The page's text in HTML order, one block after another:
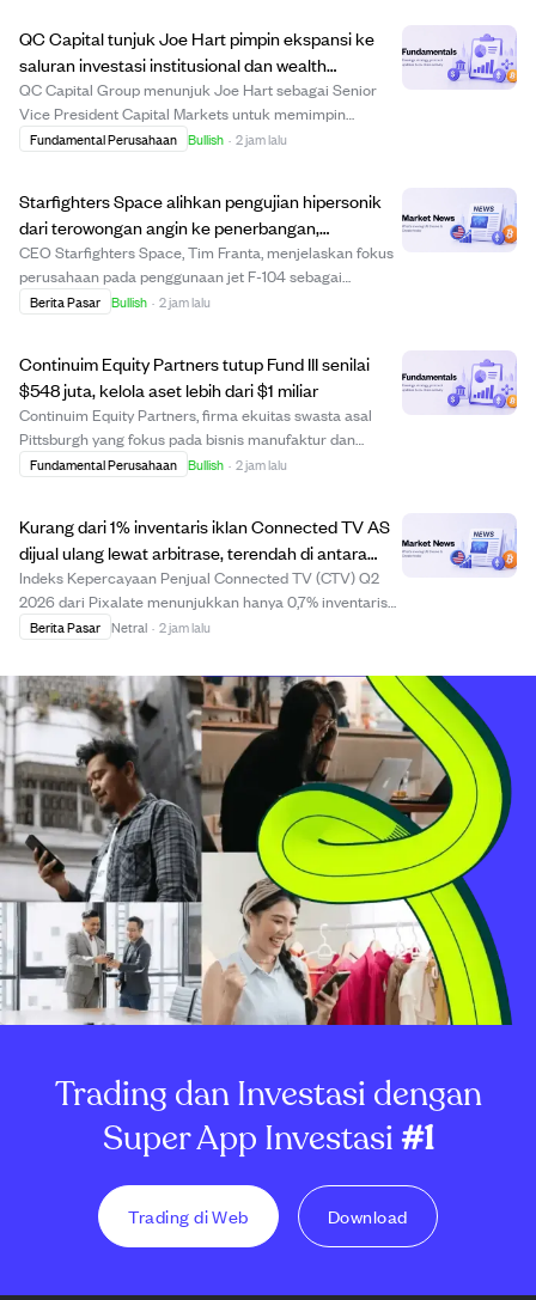
QC Capital tunjuk Joe Hart pimpin ekspansi ke
saluran investasi institusional dan wealth
management.
QC Capital Group menunjuk Joe Hart sebagai Senior
Vice President Capital Markets untuk memimpin
ekspansi ke saluran penasihat investasi terdaftar,
Fundamental Perusahaan Bullish · 2 jam lalu
Starfighters Space alihkan pengujian hipersonik
dari terowongan angin ke penerbangan,
kembangkan peluncuran roket muatan kecil.
CEO Starfighters Space, Tim Franta, menjelaskan fokus
perusahaan pada penggunaan jet F-104 sebagai
platform uji terbang untuk komponen hipersonik dan
tinggi F-1...
Berita Pasar Bullish · 2 jam lalu
Continuim Equity Partners tutup Fund III senilai
$548 juta, kelola aset lebih dari $1 miliar
Continuim Equity Partners, firma ekuitas swasta asal
Pittsburgh yang fokus pada bisnis manufaktur dan
industri, berhasil menutup Fund III dengan komitmen
Fundamental Perusahaan Bullish · 2 jam lalu
Kurang dari 1% inventaris iklan Connected TV AS
dijual ulang lewat arbitrase, terendah di antara
kanal digital.
Indeks Kepercayaan Penjual Connected TV (CTV) Q2
2026 dari Pixalate menunjukkan hanya 0,7% inventaris
iklan CTV di AS yang dijual ulang melalui arbitrase, jauh
ini menilai lebih dari 125 penjual ...
Berita Pasar Netral · 2 jam lalu
Trading dan Investasi dengan
Super App Investasi#1
Trading di Web Download